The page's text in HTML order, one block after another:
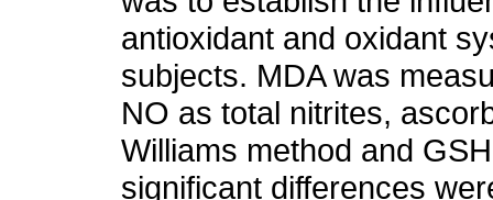
antioxidant and oxidant
subjects. MDA was
NO as total nitrites,
Williams method and
significant differences